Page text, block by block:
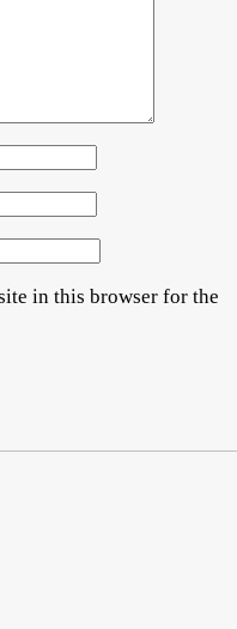
in this browser for the